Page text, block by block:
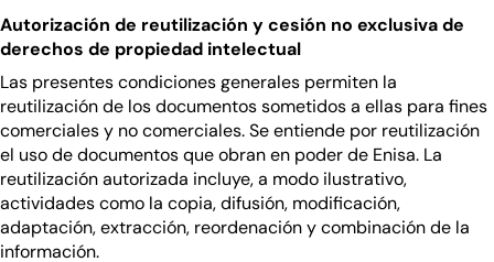
Autorización de reutilización y cesión no exclusiva de
derechos de propiedad intelectual
Las presentes condiciones generales permiten la
reutilización de los documentos sometidos a ellas para fines
comerciales y no comerciales. Se entiende por reutilización
el uso de documentos que obran en poder de Enisa. La
reutilización autorizada incluye, a modo ilustrativo,
actividades como la copia, difusión, modificación,
adaptación, extracción, reordenación y combinación de la
información.